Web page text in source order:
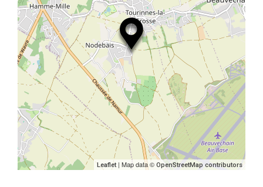
Leaflet | Map data © OpenStreetMap contributors